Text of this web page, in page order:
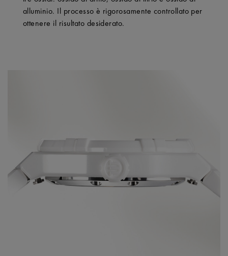
alluminio. Il processo è rigorosamente controllato per
ottenere il risultato desiderato.